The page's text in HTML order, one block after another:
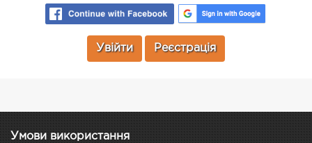
Увійти Реєстрація
Умови використання